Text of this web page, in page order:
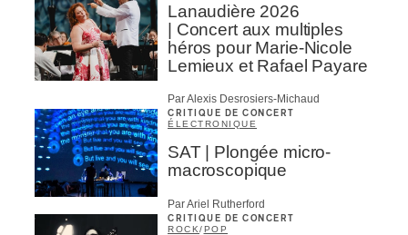
Lanaudière 2026
| Concert aux multiples
héros pour Marie-Nicole
Lemieux et Rafael Payare
Par Alexis Desrosiers-Michaud
CRITIQUE DE CONCERT
ÉLECTRONIQUE
SAT | Plongée micro-
macroscopique
Par Ariel Rutherford
CRITIQUE DE CONCERT
ROCK/POP